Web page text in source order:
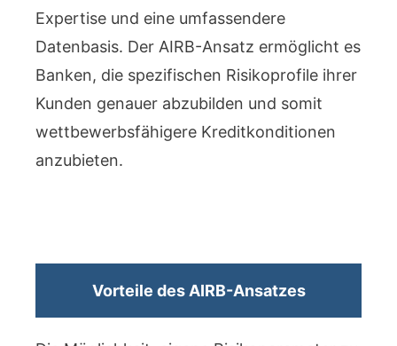
Expertise und eine umfassendere
Datenbasis. Der AIRB-Ansatz ermöglicht es
Banken, die spezifischen Risikoprofile ihrer
Kunden genauer abzubilden und somit
wettbewerbsfähigere Kreditkonditionen
anzubieten.
Vorteile des AIRB-Ansatzes